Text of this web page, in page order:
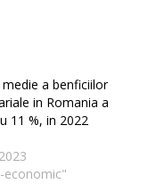
a benficiilor
in Romania a
11 %, in 2022
economic"